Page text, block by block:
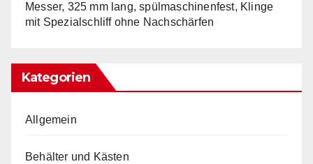
Messer, 325 mm lang, spülmaschinenfest, Klinge
mit Spezialschliff ohne Nachschärfen
Kategorien
Allgemein
Behälter und Kästen